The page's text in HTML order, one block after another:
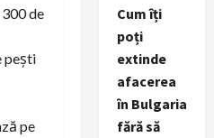
de
pești
pe
Cum îți
poți
extinde
afacerea
în Bulgaria
fără să